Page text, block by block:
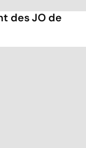
des JO de